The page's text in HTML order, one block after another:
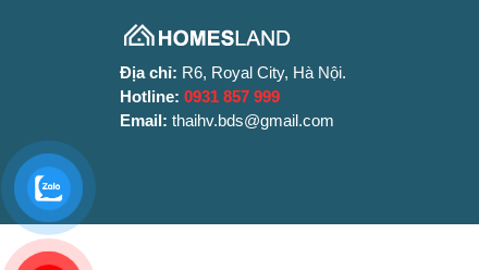
Địa chỉ: R6, Royal City, Hà Nội.
Hotline: 0931 857 999
Email: thaihv.bds@gmail.com